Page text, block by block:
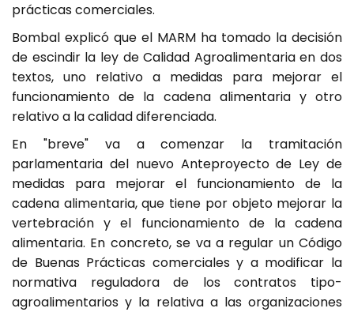
prácticas comerciales.
Bombal explicó que el MARM ha tomado la decisión
de escindir la ley de Calidad Agroalimentaria en dos
textos, uno relativo a medidas para mejorar el
funcionamiento de la cadena alimentaria y otro
relativo a la calidad diferenciada.
En "breve" va a comenzar la tramitación
parlamentaria del nuevo Anteproyecto de Ley de
medidas para mejorar el funcionamiento de la
cadena alimentaria, que tiene por objeto mejorar la
vertebración y el funcionamiento de la cadena
alimentaria. En concreto, se va a regular un Código
de Buenas Prácticas comerciales y a modificar la
normativa reguladora de los contratos tipo-
agroalimentarios y la relativa a las organizaciones